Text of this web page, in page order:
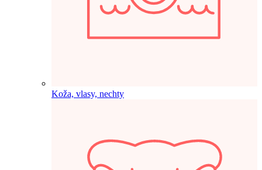
Koža, vlasy, nechty